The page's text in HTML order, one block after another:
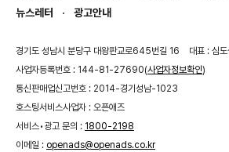
뉴스레터
광고안내
경기도 성남시 분당구 대왕판교로645번길 16
대표 : 심도
사업자등록번호 : 144-81-27690(사업자정보확인)
통신판매업신고번호 : 2014-경기성남-1023
호스팅서비스사업자 : 오픈애즈
서비스•광고 문의 : 1800-2198
이메일 : openads@openads.co.kr